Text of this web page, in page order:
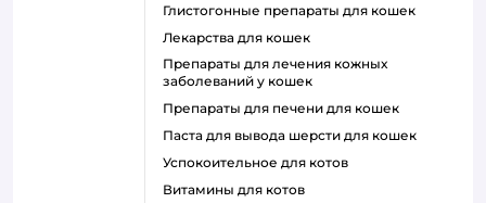
глистогонные препараты для кошек
лекарства для кошек
препараты для лечения кожных
заболеваний у кошек
препараты для печени для кошек
паста для вывода шерсти для кошек
успокоительное для котов
витамины для котов